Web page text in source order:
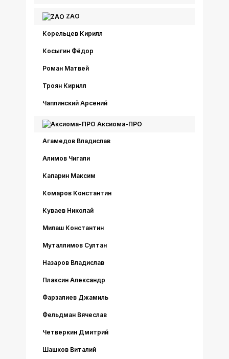
ZAO
Корельцев Кирилл
Косыгин Фёдор
Роман Матвей
Троян Кирилл
Чаплинский Арсений
Аксиома-ПРО
Агамедов Владислав
Алимов Чигали
Капарин Максим
Комаров Константин
Куваев Николай
Милаш Константин
Муталлимов Султан
Назаров Владислав
Плаксин Александр
Фарзалиев Джамиль
Фельдман Вячеслав
Четверкин Дмитрий
Шашков Виталий